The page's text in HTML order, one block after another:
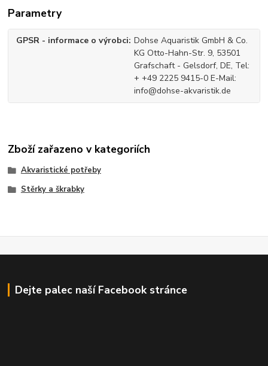
Parametry
GPSR - informace o výrobci Dohse Aquaristik GmbH & Co.
KG Otto-Hahn-Str. 9, 53501
Grafschaft - Gelsdorf, DE, Tel:
+ +49 2225 9415-0 E-Mail:
info@dohse-akvaristik.de
Zboží zařazeno v kategoriích
Akvaristické potřeby
Stěrky a škrabky
Dejte palec naší Facebook stránce